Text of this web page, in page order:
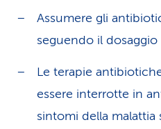
Assumere gli
seguendo il
Le terapie
essere interrotte in
sintomi della malattia